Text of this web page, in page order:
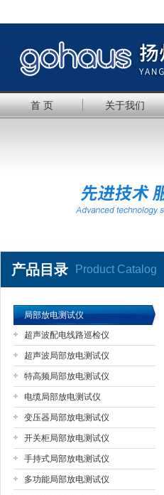
扬州国浩电气有限公司
首 页 关于我们
产品目录 Product Catalog
局部放电测试仪
超声波配电线路巡检仪
超声波局部放电测试仪
特高频局部放电测试仪
电缆局部放电测试仪
变压器局部放电测试仪
开关柜局部放电测试仪
手持式局部放电测试仪
多功能局部放电测试仪